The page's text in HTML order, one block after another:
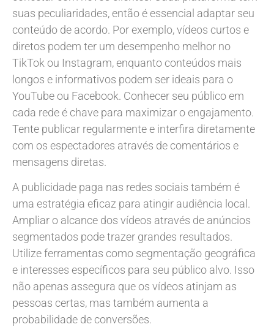
suas peculiaridades, então é essencial adaptar seu
conteúdo de acordo. Por exemplo, vídeos curtos e
diretos podem ter um desempenho melhor no
TikTok ou Instagram, enquanto conteúdos mais
longos e informativos podem ser ideais para o
YouTube ou Facebook. Conhecer seu público em
cada rede é chave para maximizar o engajamento.
Tente publicar regularmente e interfira diretamente
com os espectadores através de comentários e
mensagens diretas.
A publicidade paga nas redes sociais também é
uma estratégia eficaz para atingir audiência local.
Ampliar o alcance dos vídeos através de anúncios
segmentados pode trazer grandes resultados.
Utilize ferramentas como segmentação geográfica
e interesses específicos para seu público alvo. Isso
não apenas assegura que os vídeos atinjam as
pessoas certas, mas também aumenta a
probabilidade de conversões.